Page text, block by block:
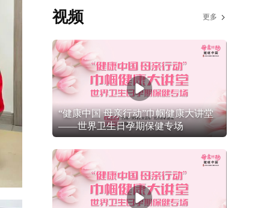
视频 更多
“健康中国 母亲行动”巾帼健康大讲堂
——世界卫生日孕期保健专场